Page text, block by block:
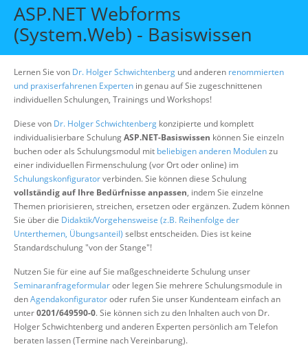
Beratung
Individuelle Schulungen
Offene Seminare
Wissen
Suche
ASP.NET Webforms
(System.Web) - Basiswissen
Lernen Sie von Dr. Holger Schwichtenberg und anderen renommierten
und praxiserfahrenen Experten in genau auf Sie zugeschnittenen
individuellen Schulungen, Trainings und Workshops!
Diese von Dr. Holger Schwichtenberg konzipierte und komplett
individualisierbare SchulungASP.NET-Basiswissen können Sie einzeln
buchen oder als Schulungsmodul mit beliebigen anderen Modulenzu
einer individuellen Firmenschulung (vor Ort oder online) im
Schulungskonfiguratorverbinden. Sie können diese Schulung
vollständig auf Ihre Bedürfnisse anpassen, indem Sie einzelne
Themen priorisieren, streichen, ersetzen oder ergänzen. Zudem können
Sie über die Didaktik/Vorgehensweise (z.B. Reihenfolge der
Unterthemen, Übungsanteil) selbst entscheiden. Dies ist keine
Standardschulung "von der Stange"!
Nutzen Sie für eine auf Sie maßgeschneiderte Schulung unser
Seminaranfrageformularoder legen Sie mehrere Schulungsmodule in
denAgendakonfiguratoroder rufen Sie unser Kundenteam einfach an
unter0201/649590-0. Sie können sich zu den Inhalten auch von Dr.
Holger Schwichtenberg und anderen Experten persönlich am Telefon
beraten lassen (Termine nach Vereinbarung).